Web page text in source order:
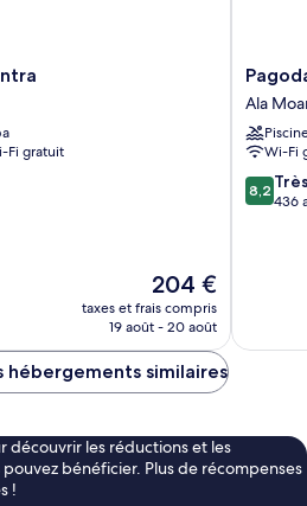
Fi gratuit
Le
nouveau
prix
de
204 €
taxes et frais compris
19 août - 20 août
Pagoda
Hotel
Ala
Moana
Ala
Wi-Fi
8.2
sur
8,2
436
hébergements similaires
découvrir les réductions et les
bénéficier. Plus de récompenses
!